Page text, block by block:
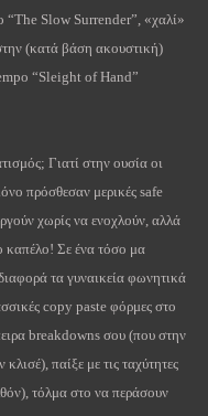
“The Slow Surrender”, «χαλί»
(κατά βάση ακουστική)
“Sleight of Hand”
Γιατί στην ουσία οι
πρόσθεσαν μερικέςsafe
χωρίς να ενοχλούν, αλλά
καπέλο! Σε ένα τόσο μα
τα γυναικεία φωνητικά
copy paste φόρμες στο
breakdowns σου (που στην
παίξε με τις ταχύτητες
τόλμα στο να περάσουν